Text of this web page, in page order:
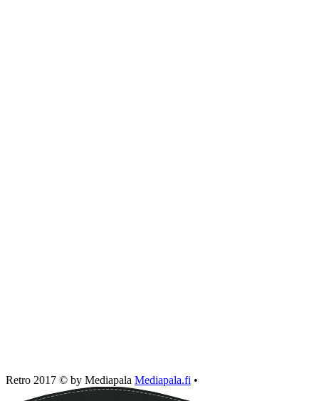
Retro 2017 © by Mediapala Mediapala.fi •